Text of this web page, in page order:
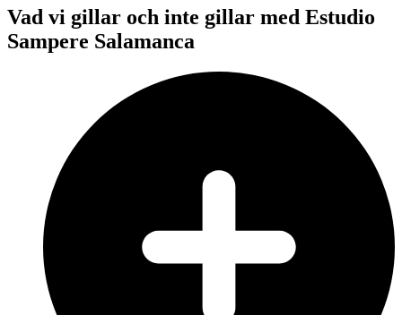
Vad vi gillar och inte gillar med Estudio
Sampere Salamanca